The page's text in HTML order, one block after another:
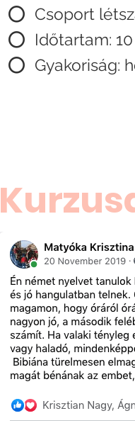
⭕ Csoport
⭕ Időtartam:
⭕ Gyakoriság: